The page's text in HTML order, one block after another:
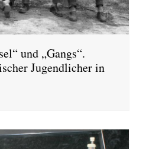
und „Gangs“.
Jugendlicher in